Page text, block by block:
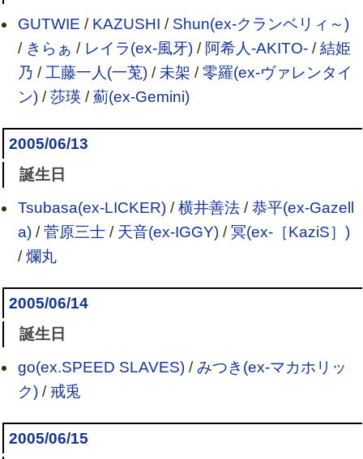
GUTWIE / KAZUSHI / Shun(ex-クランベリィ～)
/ きらぁ / レイラ(ex-風牙)/ 阿希人-AKITO-/結姫
乃 / 工藤一人(一莵)/ 未架 / 零羅(ex-ヴァレンタイ
ン)/莎瑛/薊(ex-Gemini)
2005/06/13
誕生日
Tsubasa(ex-LICKER)/横井善法/恭平(ex-Gazell
a)/菅原三士/ 天音(ex-IGGY)/冥(ex-［KaziS］)
/爛丸
2005/06/14
誕生日
go(ex.SPEED SLAVES)/みつき(ex-マカホリッ
ク)/戒兎
2005/06/15